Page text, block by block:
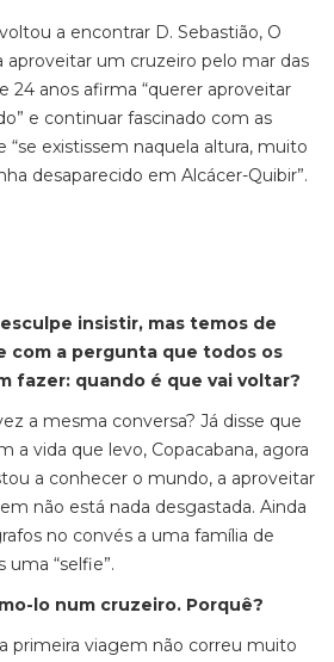
a encontrar D. Sebastião, O
aproveitar um cruzeiro pelo mar das
24 anos afirma “querer aproveitar
e continuar fascinado com as
“se existissem naquela altura, muito
desaparecido em Alcácer-Quibir”.
insistir, mas temos de
com a pergunta que todos os
fazer: quando é que vai voltar?
a mesma conversa? Já disse que
a vida que levo, Copacabana, agora
a conhecer o mundo, a aproveitar
não está nada desgastada. Ainda
no convés a uma família de
uma “selfie”.
lo num cruzeiro. Porquê?
primeira viagem não correu muito